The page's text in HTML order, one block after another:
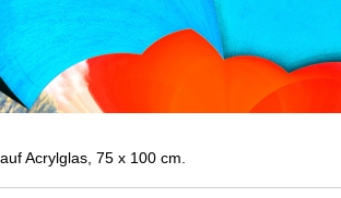
Acrylglas, 75 x 100 cm.